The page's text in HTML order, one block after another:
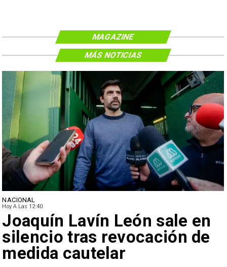
MAGAZINE
NACIONAL
Hoy A Las 12:40
Joaquín Lavín León sale en
silencio tras revocación de
medida cautelar
MÁS NOTICIAS